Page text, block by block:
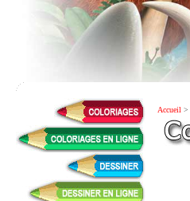
Accueil >